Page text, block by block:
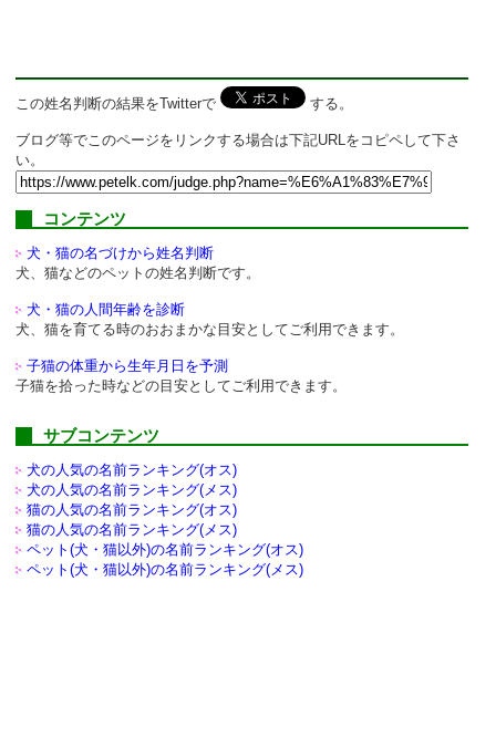
この姓名判断の結果をTwitterで する。
ブログ等でこのページをリンクする場合は下記URLをコピペして下さ
い。
コンテンツ
犬・猫の名づけから姓名判断
犬、猫などのペットの姓名判断です。
犬・猫の人間年齢を診断
犬、猫を育てる時のおおまかな目安としてご利用できます。
子猫の体重から生年月日を予測
子猫を拾った時などの目安としてご利用できます。
サブコンテンツ
犬の人気の名前ランキング(オス)
犬の人気の名前ランキング(メス)
猫の人気の名前ランキング(オス)
猫の人気の名前ランキング(メス)
ペット(犬・猫以外)の名前ランキング(オス)
ペット(犬・猫以外)の名前ランキング(メス)